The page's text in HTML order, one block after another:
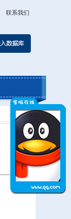
联系我们